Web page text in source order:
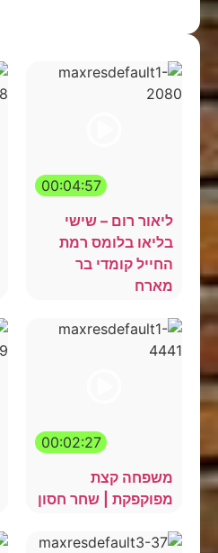
00:04:57
ליאור רום – שישי
בליאו בלומס רמת
החייל קומדי בר
מארח
00:02:27
משפחה קצת
מפוקפקת | שחר חסון